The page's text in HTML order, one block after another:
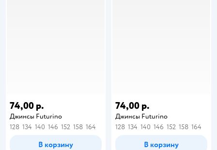
74,00 р.
Джинсы Futurino
128 134 140 146 152 158 164
В корзину
74,00 р.
Джинсы Futurino
128 134 140 146 152 158 164
В корзину